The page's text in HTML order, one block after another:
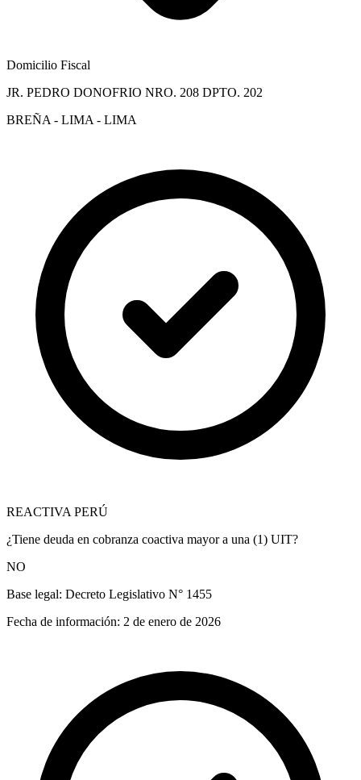
Domicilio Fiscal
JR. PEDRO DONOFRIO NRO. 208 DPTO. 202
BREÑA - LIMA - LIMA
REACTIVA PERÚ
¿Tiene deuda en cobranza coactiva mayor a una (1) UIT?
NO
Base legal: Decreto Legislativo N° 1455
Fecha de información: 2 de enero de 2026